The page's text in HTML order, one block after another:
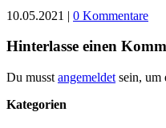
10.05.2021 | 0 Kommentare
Hinterlasse einen
Du musst angemeldet sein, um
Kate­go­rien